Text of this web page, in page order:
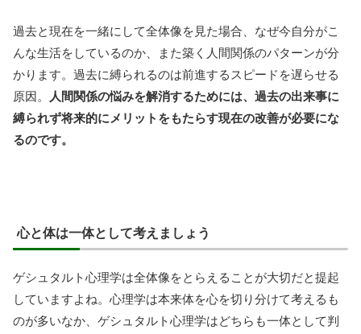
過去と現在を一緒にして全体像を見た場合、なぜ今自分がこ
んな生活をしているのか、また築く人間関係のパターンが分
かります。過去に縛られるのは前進するスピードを遅らせる
原因。
人間関係の悩みを解消するためには、過去の出来事に
縛られず将来的にメリットをもたらす現在の改善が必要にな
るのです。
心と体は一体として考えましょう
ゲシュタルト心理学は全体像をとらえることが大切だと提起
していますよね。心理学は本来体を心を切り分けて考えるも
のが多いなか、ゲシュタルト心理学はどちらも一体として判